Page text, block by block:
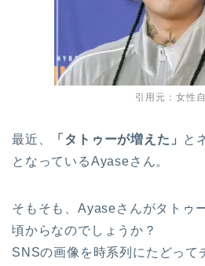
引用元：女性
最近、 「タトゥーが増えた」 と
となっているAyaseさん。
そもそも、Ayaseさんがタトゥ
頃からなのでしょうか？
SNSの画像を時系列にたどって